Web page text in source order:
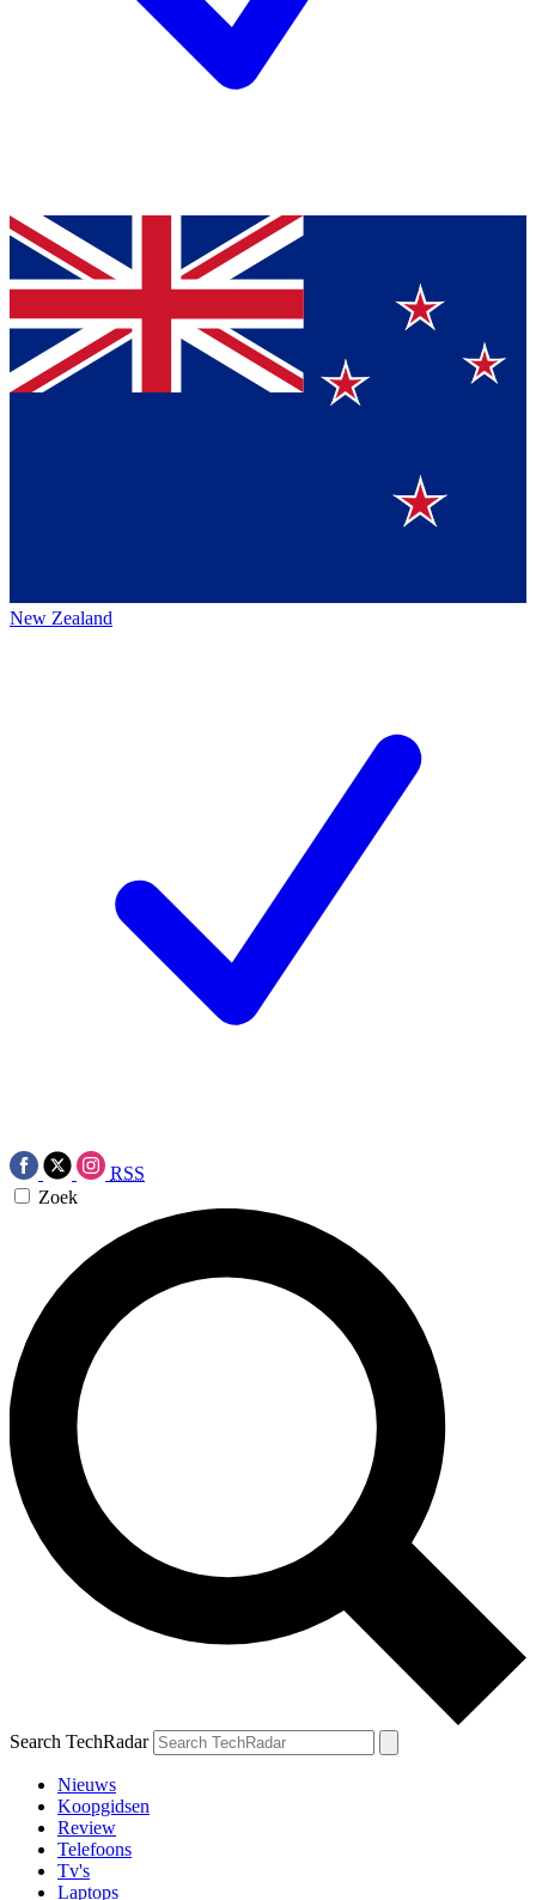
New Zealand
RSS
Zoek
Search TechRadar
Nieuws
Koopgidsen
Review
Telefoons
Tv's
Laptops